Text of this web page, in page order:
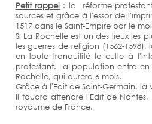
Petit rappel: la réforme
sources et grâce à l'essor de
1517 dans le Saint-Empire par le
Si La Rochelle est un des lieux les
les guerres de religion (1562-
en toute tranquilité le culte à
protestant. La population entre
Rochelle, qui durera 6 mois.
Grâce à l'Edit de Saint-Germain,
Il faudra attendre l'Edit de
royaume de France.